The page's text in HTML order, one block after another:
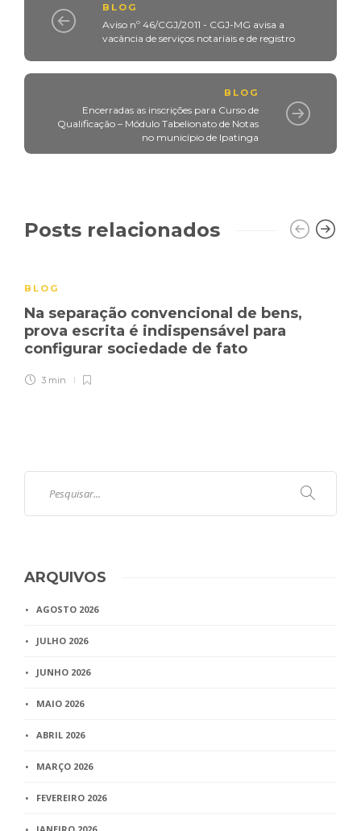
BLOG
Aviso nº 46/CGJ/2011 - CGJ-MG avisa a
vacância de serviços notariais e de registro
BLOG
Encerradas as inscrições para Curso de
Qualificação – Módulo Tabelionato de Notas
no município de Ipatinga
Posts relacionados
BLOG
Na separação convencional de bens,
prova escrita é indispensável para
configurar sociedade de fato
3 min
ARQUIVOS
AGOSTO 2026
JULHO 2026
JUNHO 2026
MAIO 2026
ABRIL 2026
MARÇO 2026
FEVEREIRO 2026